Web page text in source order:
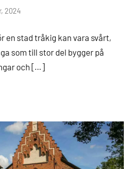
2024
en stad tråkig kan vara svårt,
som till stor del bygger på
och […]